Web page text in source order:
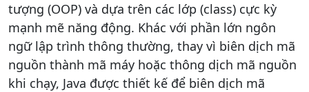
tượng (OOP) và dựa trên các lớp (class) cực kỳ
mạnh mẽ năng động. Khác với phần lớn ngôn
ngữ lập trình thông thường, thay vì biên dịch mã
nguồn thành mã máy hoặc thông dịch mã nguồn
khi chạy, Java được thiết kế để biên dịch mã